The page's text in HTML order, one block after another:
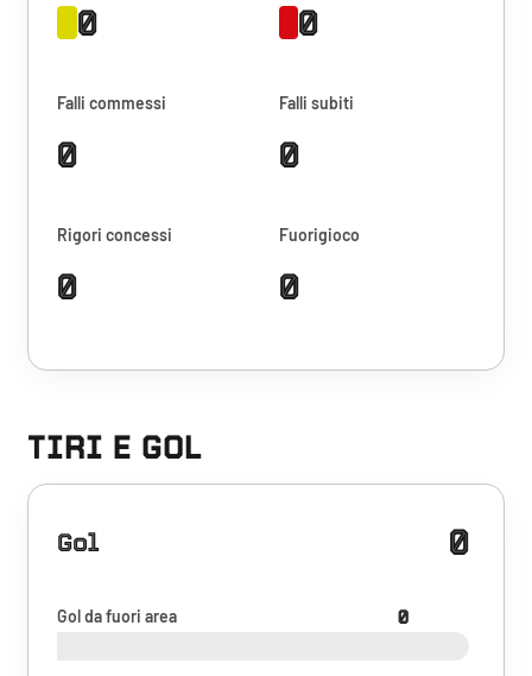
0 0
Falli commessi
0
Falli subiti
0
Rigori concessi
0
Fuorigioco
0
TIRI E GOL
Gol 0
Gol da fuori area 0